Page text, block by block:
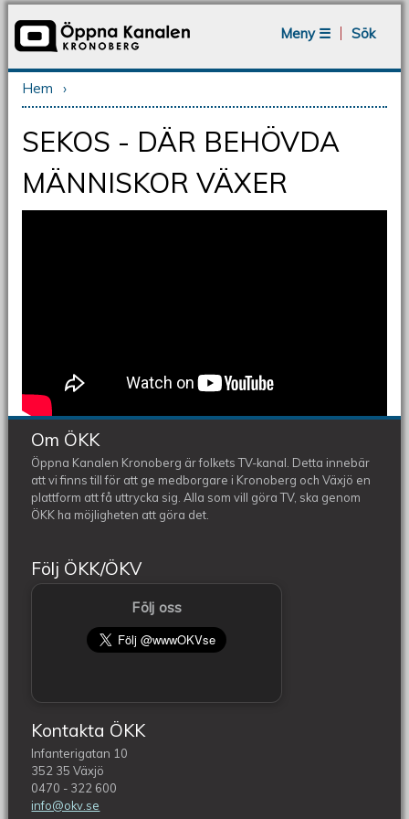
Meny ☰
Sök
Du är här
Hem ›
SEKOS - DÄR BEHÖVDA
MÄNNISKOR VÄXER
Om ÖKK
Öppna Kanalen Kronoberg är folkets TV-kanal. Detta innebär
att vi finns till för att ge medborgare i Kronoberg och Växjö en
plattform att få uttrycka sig. Alla som vill göra TV, ska genom
ÖKK ha möjligheten att göra det.
Följ ÖKK/ÖKV
Följ oss
Kontakta ÖKK
Infanterigatan 10
352 35 Växjö
0470 - 322 600
info@okv.se